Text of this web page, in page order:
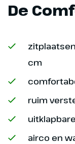
De
cm
ruim
airco en